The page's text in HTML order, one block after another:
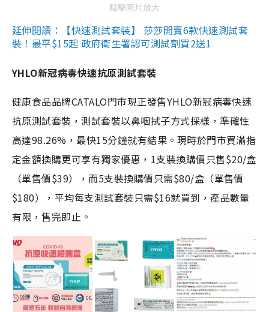
點擊圖片放大
延伸閱讀：【快速測試套裝】 莎莎開賣6款快速測試套
裝！最平$15起 政府衛生署認可測試劑買2送1
YHLO新冠病毒快速抗原測試套裝
健康食品品牌CATALO門市現正發售YHLO新冠病毒快速
抗原測試套裝，測試套裝以鼻咽拭子方式採樣，準確性
高達98.26%，最快15分鐘就有結果。現時於門市買滿指
定金額換購更可享有獨家優惠，1支裝換購價只售$20/盒
（單售價$39），而5支裝換購價只需$80/盒（單售價
$180），平均每支測試套裝只需$16就買到，產品數量
有限，售完即止。